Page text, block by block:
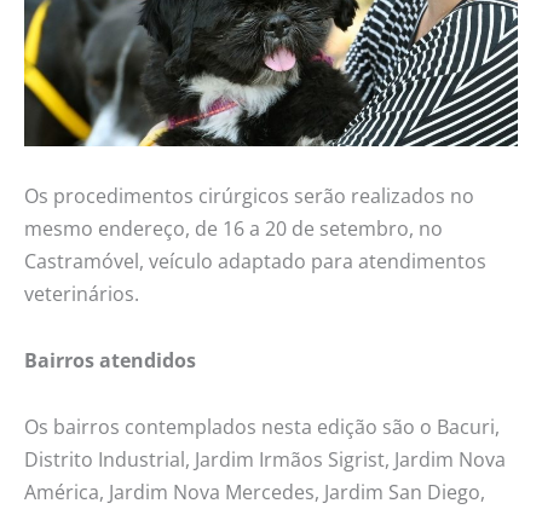
Os procedimentos cirúrgicos serão realizados no
mesmo endereço, de 16 a 20 de setembro, no
Castramóvel, veículo adaptado para atendimentos
veterinários.
Bairros atendidos
Os bairros contemplados nesta edição são o Bacuri,
Distrito Industrial, Jardim Irmãos Sigrist, Jardim Nova
América, Jardim Nova Mercedes, Jardim San Diego,